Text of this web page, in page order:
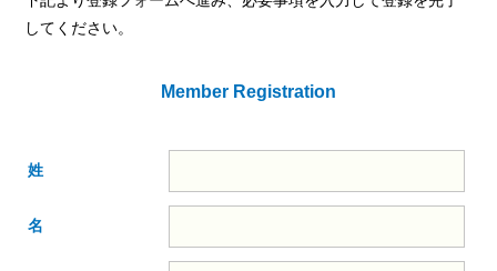
してください。
Member Registration
姓
名